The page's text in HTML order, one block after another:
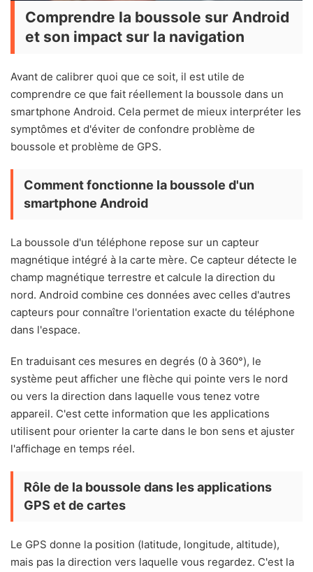
Comprendre la boussole sur Android
et son impact sur la navigation
Avant de calibrer quoi que ce soit, il est utile de
comprendre ce que fait réellement la boussole dans un
smartphone Android. Cela permet de mieux interpréter les
symptômes et d'éviter de confondre problème de
boussole et problème de GPS.
Comment fonctionne la boussole d'un
smartphone Android
La boussole d'un téléphone repose sur un capteur
magnétique intégré à la carte mère. Ce capteur détecte le
champ magnétique terrestre et calcule la direction du
nord. Android combine ces données avec celles d'autres
capteurs pour connaître l'orientation exacte du téléphone
dans l'espace.
En traduisant ces mesures en degrés (0 à 360°), le
système peut afficher une flèche qui pointe vers le nord
ou vers la direction dans laquelle vous tenez votre
appareil. C'est cette information que les applications
utilisent pour orienter la carte dans le bon sens et ajuster
l'affichage en temps réel.
Rôle de la boussole dans les applications
GPS et de cartes
Le GPS donne la position (latitude, longitude, altitude),
mais pas la direction vers laquelle vous regardez. C'est la